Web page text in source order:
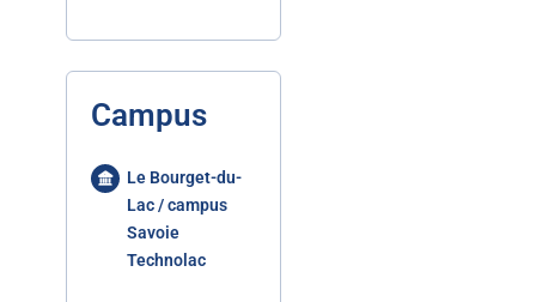
Campus
Le Bourget-du-
Lac / campus
Savoie
Technolac